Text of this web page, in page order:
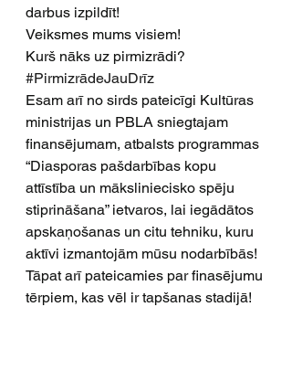
darbus izpildīt!
Veiksmes mums visiem!
Kurš nāks uz pirmizrādi?
#PirmizrādeJauDrīz
Esam arī no sirds pateicīgi Kultūras
ministrijas un PBLA sniegtajam
finansējumam, atbalsts programmas
“Diasporas pašdarbības kopu
attīstība un māksliniecisko spēju
stiprināšana” ietvaros, lai iegādātos
apskaņošanas un citu tehniku, kuru
aktīvi izmantojām mūsu nodarbībās!
Tāpat arī pateicamies par finasējumu
tērpiem, kas vēl ir tapšanas stadijā!